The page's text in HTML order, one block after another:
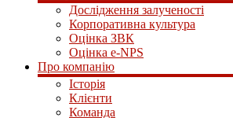
Дослідження залученості
Корпоративна культура
Оцінка ЗВК
Оцінка e-NPS
Про компанію
Історія
Клієнти
Команда